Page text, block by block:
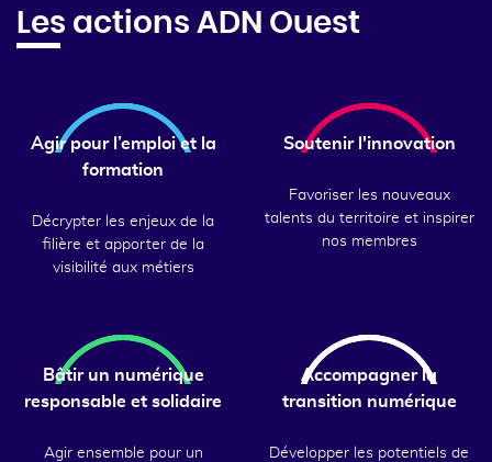
Les actions ADN Ouest
Agir pour l’emploi et la
formation
Décrypter les enjeux de la
filière et apporter de la
visibilité aux métiers
Soutenir l'innovation
Favoriser les nouveaux
talents du territoire et inspirer
nos membres
Bâtir un numérique
responsable et solidaire
Agir ensemble pour un
Accompagner la
transition numérique
Développer les potentiels de